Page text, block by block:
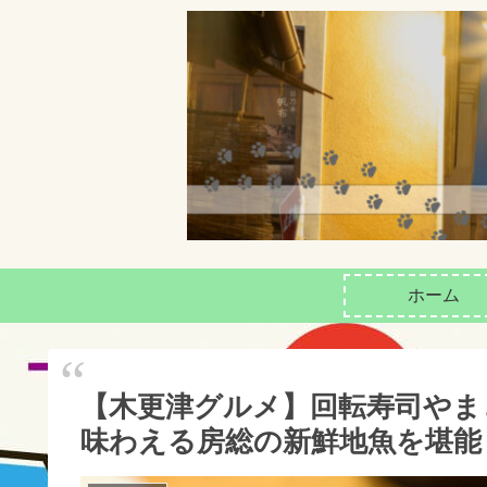
ホーム
【木更津グルメ】回転寿司や
味わえる房総の新鮮地魚を堪能